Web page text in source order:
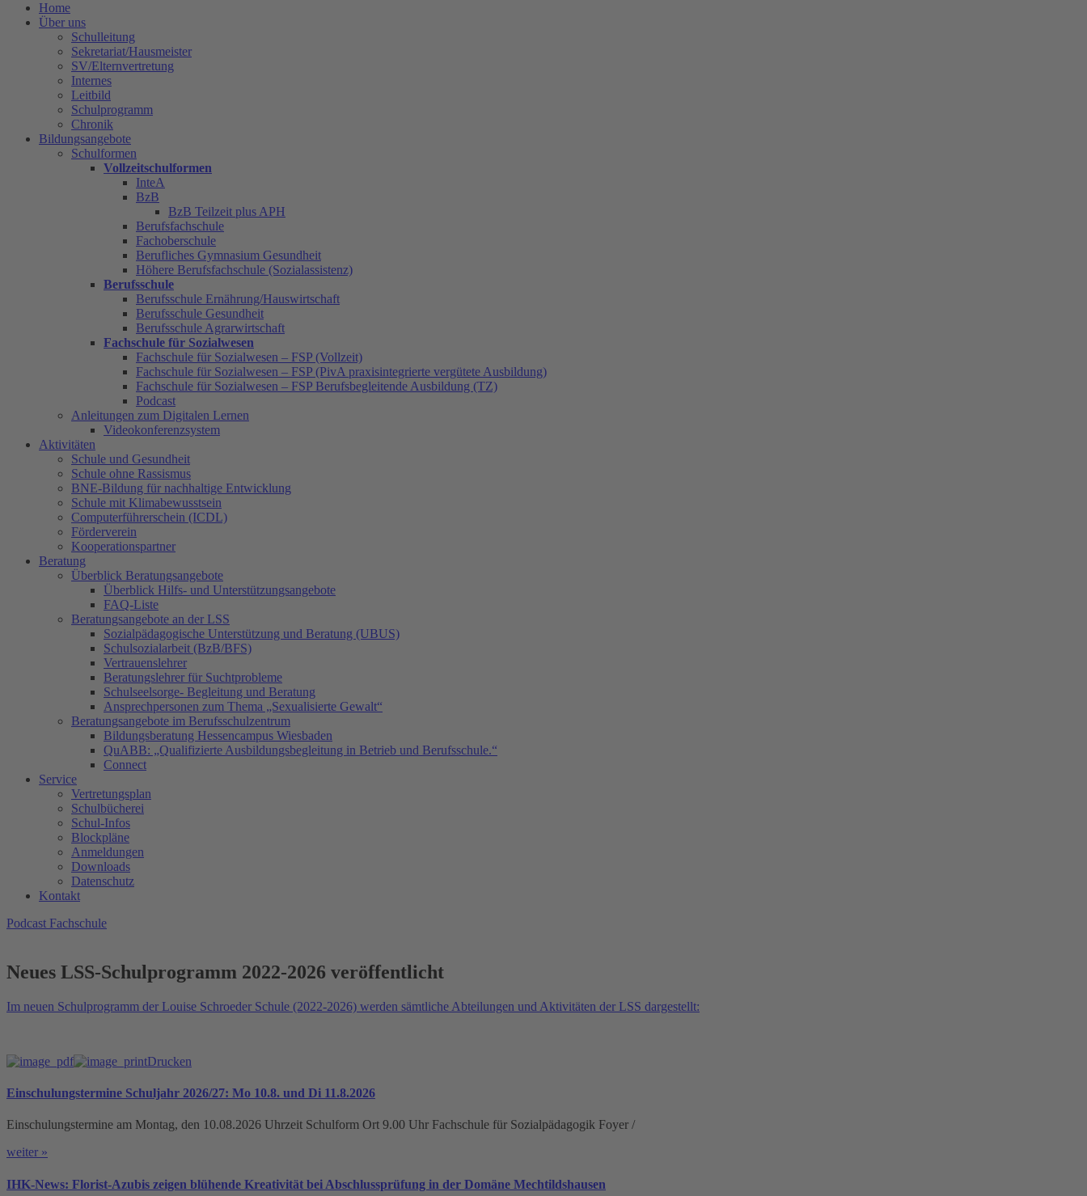
Home
Über uns
Schulleitung
Sekretariat/Hausmeister
SV/Elternvertretung
Internes
Leitbild
Schulprogramm
Chronik
Bildungsangebote
Schulformen
Vollzeitschulformen
InteA
BzB
BzB Teilzeit plus APH
Berufsfachschule
Fachoberschule
Berufliches Gymnasium Gesundheit
Höhere Berufsfachschule (Sozialassistenz)
Berufsschule
Berufsschule Ernährung/Hauswirtschaft
Berufsschule Gesundheit
Berufsschule Agrarwirtschaft
Fachschule für Sozialwesen
Fachschule für Sozialwesen – FSP (Vollzeit)
Fachschule für Sozialwesen – FSP (PivA praxisintegrierte vergütete Ausbildung)
Fachschule für Sozialwesen – FSP Berufsbegleitende Ausbildung (TZ)
Podcast
Anleitungen zum Digitalen Lernen
Videokonferenzsystem
Aktivitäten
Schule und Gesundheit
Schule ohne Rassismus
BNE-Bildung für nachhaltige Entwicklung
Schule mit Klimabewusstsein
Computerführerschein (ICDL)
Förderverein
Kooperationspartner
Beratung
Überblick Beratungsangebote
Überblick Hilfs- und Unterstützungsangebote
FAQ-Liste
Beratungsangebote an der LSS
Sozialpädagogische Unterstützung und Beratung (UBUS)
Schulsozialarbeit (BzB/BFS)
Vertrauenslehrer
Beratungslehrer für Suchtprobleme
Schulseelsorge- Begleitung und Beratung
Ansprechpersonen zum Thema „Sexualisierte Gewalt“
Beratungsangebote im Berufsschulzentrum
Bildungsberatung Hessencampus Wiesbaden
QuABB: „Qualifizierte Ausbildungsbegleitung in Betrieb und Berufsschule.“
Connect
Service
Vertretungsplan
Schulbücherei
Schul-Infos
Blockpläne
Anmeldungen
Downloads
Datenschutz
Kontakt
Podcast Fachschule
Neues LSS-Schulprogramm 2022-2026 veröffentlicht
Im neuen Schulprogramm der Louise Schroeder Schule (2022-2026) werden sämtliche Abteilungen und Aktivitäten der LSS dargestellt:
Drucken
Einschulungstermine Schuljahr 2026/27: Mo 10.8. und Di 11.8.2026
Einschulungstermine am Montag, den 10.08.2026 Uhrzeit Schulform Ort 9.00 Uhr Fachschule für Sozialpädagogik Foyer /
weiter »
IHK-News: Florist-Azubis zeigen blühende Kreativität bei Abschlussprüfung in der Domäne Mechtildshausen